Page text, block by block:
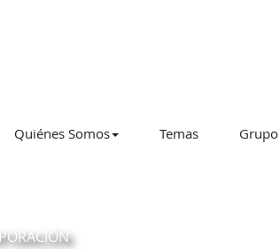
Quiénes Somos Temas